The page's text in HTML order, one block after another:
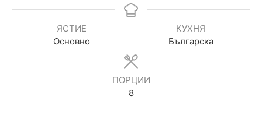
ЯСТИЕ
Основно
КУХНЯ
Българска
ПОРЦИИ
8